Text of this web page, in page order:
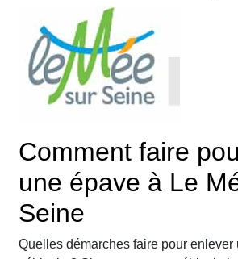
Comment faire
une épave à Le
Seine
Quelles démarches faire pour enlever